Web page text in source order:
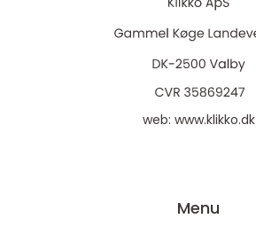
web: www.klikko.dk
Menu